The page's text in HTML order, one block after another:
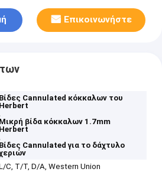
Επικοινωνήστε
Βίδες Cannulated κόκκαλων του
Herbert
Μικρή βίδα κόκκαλων 1.7mm
Herbert
Βίδες Cannulated για το δάχτυλο
C, T/T, D/A, Western Union